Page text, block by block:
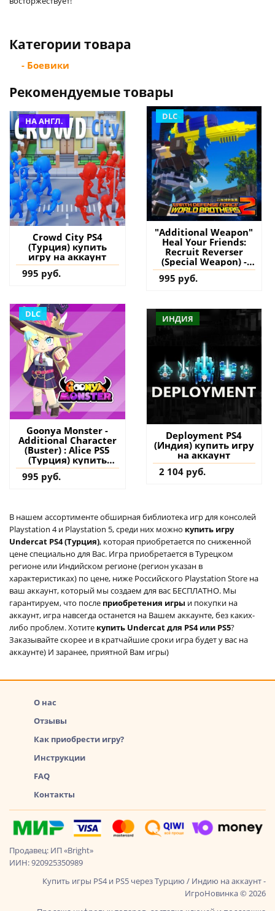
Категории товара
- Боевики
Рекомендуемые товары
НА АНГЛ.
Crowd City PS4
(Турция) купить
игру на аккаунт
995 руб.
DLC
"Additional Weapon"
Heal Your Friends:
Recruit Reverser
(Special Weapon) -
EARTH DEFENSE
FORCE: WORLD
дополнение на
аккаунт
995 руб.
DLC
Goonya Monster -
Additional Character
(Buster) : Alice PS5
(Турция) купить
дополнение на
аккаунт
995 руб.
ИНДИЯ
Deployment PS4
(Индия) купить игру
на аккаунт
2 104 руб.
В нашем ассортименте обширная библиотека игр для консолей
Playstation 4 и Playstation 5, среди них можно купить игру
Undercat PS4 (Турция), которая приобретается по сниженной
цене специально для Вас. Игра приобретается в Турецком
регионе или Индийском регионе (регион указан в
характеристиках) по цене, ниже Российского Playstation Store на
ваш аккаунт, который мы создаем для вас БЕСПЛАТНО. Мы
гарантируем, что после приобретения игры и покупки на
аккаунт, игра навсегда останется на Вашем аккаунте, без каких-
либо проблем. Хотите купить Undercat для PS4 или PS5?
Заказывайте скорее и в кратчайшие сроки игра будет у вас на
аккаунте) И заранее, приятной Вам игры)
О нас
Отзывы
Как приобрести игру?
Инструкции
FAQ
Контакты
Продавец: ИП «Bright»
ИИН: 920925350989
Купить игры PS4 и PS5 через Турцию / Индию на аккаунт -
ИгроНовинка © 2026